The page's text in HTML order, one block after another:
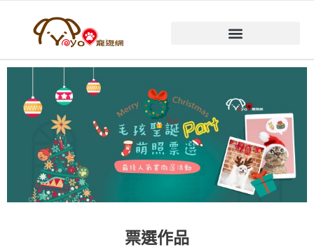
票選作品